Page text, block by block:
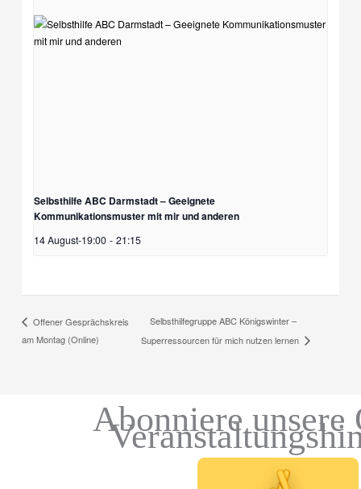
Selbsthilfe ABC Darmstadt – Geeignete
Kommunikationsmuster mit mir und anderen
14 August-19:00 - 21:15
Offener Gesprächskreis
am Montag (Online)
Selbsthilfegruppe ABC Königswinter –
Superressourcen für mich nutzen lernen
Abonniere unsere